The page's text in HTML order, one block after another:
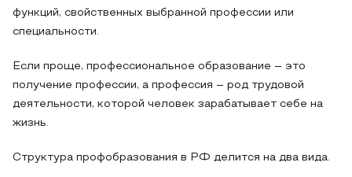
функций, свойственных выбранной профессии или
специальности.
Если проще, профессиональное образование – это
получение профессии, а профессия – род трудовой
деятельности, которой человек зарабатывает себе на
жизнь.
Структура профобразования в РФ делится на два вида.